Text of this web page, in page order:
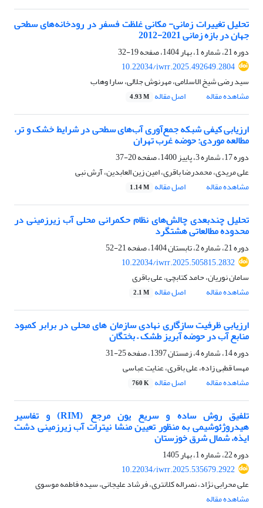
تحلیل تغییرات زمانی- مکانی غلظت فسفر در رودخانه‌های سطحی
جهان در بازه زمانی 2021-2012
دوره 21، شماره 1، بهار 1404، صفحه
19-32
10.22034/iwrr.2025.492649.2804
سید رضی شیخ الاسلامی، مهرنوش جلالی، سارا وهاب
مشاهده مقاله
اصل مقاله 4.93 M
ارزیابی کیفی شبکه جمع‌آوری آب‌های سطحی در شرایط خشک و تر،
مطالعه موردی: حوضه غرب تهران
دوره 17، شماره 3، پاییز 1400، صفحه
20-37
علی مریدی، محمدرضا باقری، امین زین العابدین، آرش نبی
مشاهده مقاله
اصل مقاله 1.14 M
تحلیل چندبعدی چالش‌های نظام حکمرانی محلی آب زیرزمینی در
محدوده مطالعاتی هشتگرد
دوره 21، شماره 2، تابستان 1404، صفحه
21-52
10.22034/iwrr.2025.505815.2832
سامان نوریان، حامد کتابچی، علی باقری
مشاهده مقاله
اصل مقاله 2.1 M
ارزیابی ظرفیت سازگاری نهادی سازمان های محلی در برابر کمبود
منابع آب در حوضه آبریز طشک – بختگان
دوره 14، شماره 4، زمستان 1397، صفحه
25-31
مهسا قطبی زاده، علی باقری، عنایت عباسی
مشاهده مقاله
اصل مقاله 760 K
تلفیق روش ساده و سریع یون مرجع (RIM) و تفاسیر
هیدروژئوشیمی به منظور تعیین منشا نیترات آب زیرزمینی دشت
ایذه، شمال شرق خوزستان
دوره 22، شماره 1، بهار 1405
10.22034/iwrr.2025.535679.2922
علی محرابی نژاد، نصراله کلانتری، فرشاد علیجانی، سیده فاطمه موسوی
مشاهده مقاله